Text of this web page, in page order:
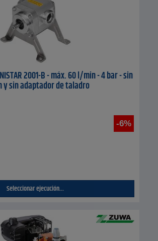
2001-B - máx. 60 l/min - 4 bar - sin
y sin adaptador de taladro
-6%
Seleccionar ejecución...